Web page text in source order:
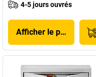
4-5 jours ouvrés
Afficher le produit